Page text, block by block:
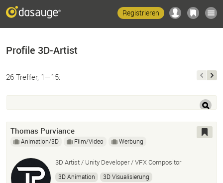
Registrieren
Profile 3D-Artist
26 Treffer, 1—15:
Thomas Purviance
Animation/3D Film/Video Werbung
3D Artist / Unity Developer / VFX Compositor
3D Animation
3D Visualisierung